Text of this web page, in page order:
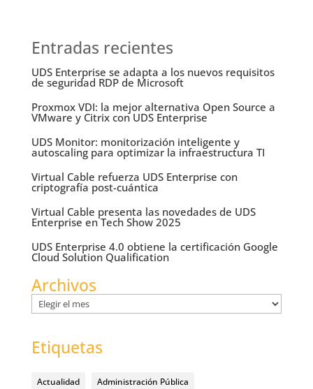
Entradas recientes
UDS Enterprise se adapta a los nuevos requisitos
de seguridad RDP de Microsoft
Proxmox VDI: la mejor alternativa Open Source a
VMware y Citrix con UDS Enterprise
UDS Monitor: monitorización inteligente y
autoscaling para optimizar la infraestructura TI
Virtual Cable refuerza UDS Enterprise con
criptografía post-cuántica
Virtual Cable presenta las novedades de UDS
Enterprise en Tech Show 2025
UDS Enterprise 4.0 obtiene la certificación Google
Cloud Solution Qualification
Archivos
Archivos
Etiquetas
Actualidad
Administración Pública